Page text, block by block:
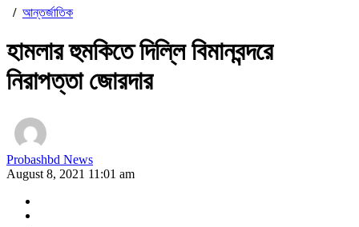
/ আন্তর্জাতিক
হামলার হুমকিতে দিল্লি বিমানবন্দরে
নিরাপত্তা জোরদার
Probashbd News
August 8, 2021 11:01 am